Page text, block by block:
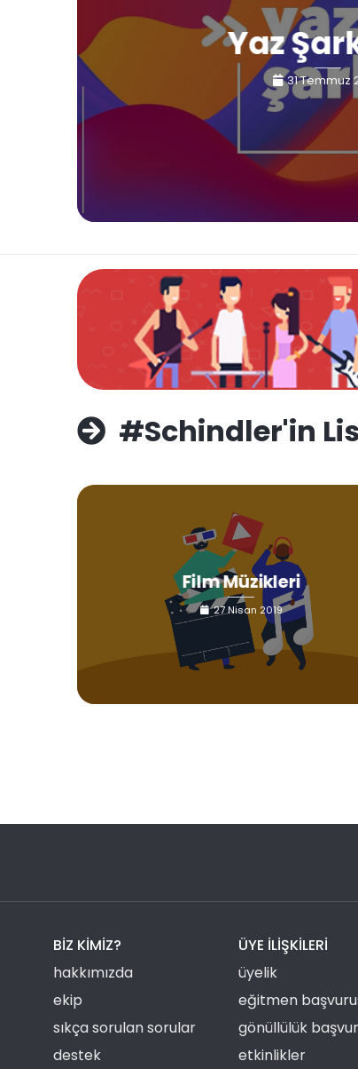
Yaz
31 Temmuz
#Schindler'in
Film Müzikleri
27 Nisan 2019
BIZ KIMIZ?
hakkımızda
ekip
sıkça sorulan sorular
destek
ÜYE ILIŞKILERI
üyelik
eğitmen
gönüllülük
etkinlikler